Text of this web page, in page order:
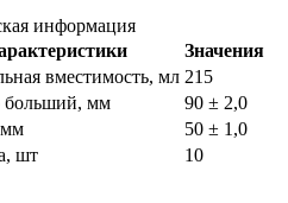
информация
Значения
вместимость, мл 215
больший, мм
90 ± 2,0
50 ± 1,0
шт
10